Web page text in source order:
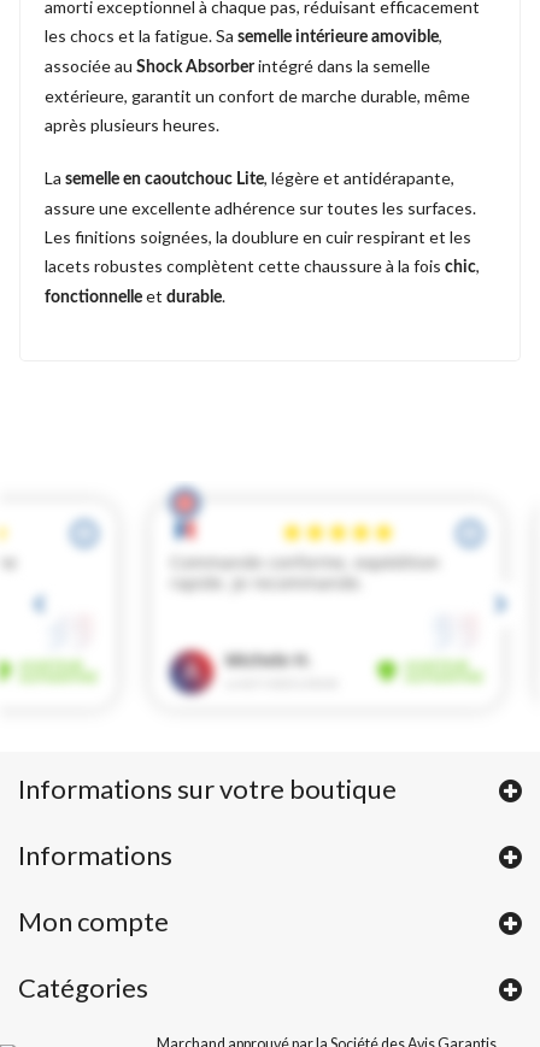
amorti exceptionnel à chaque pas, réduisant efficacement
les chocs et la fatigue. Sa semelle intérieure amovible,
associée au Shock Absorberintégré dans la semelle
extérieure, garantit un confort de marche durable, même
après plusieurs heures.
La semelle en caoutchouc Lite, légère et antidérapante,
assure une excellente adhérence sur toutes les surfaces.
Les finitions soignées, la doublure en cuir respirant et les
lacets robustes complètent cette chaussure à la fois chic,
fonctionnelle et durable.
Informations sur votre boutique
Informations
Mon compte
Catégories